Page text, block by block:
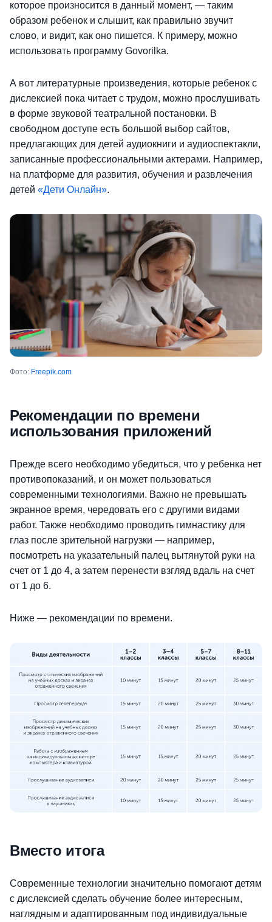
которое произносится в данный момент, — таким
образом ребенок и слышит, как правильно звучит
слово, и видит, как оно пишется. К примеру, можно
использовать программу Govorilka.
А вот литературные произведения, которые ребенок с
дислексией пока читает с трудом, можно прослушивать
в форме звуковой театральной постановки. В
свободном доступе есть большой выбор сайтов,
предлагающих для детей аудиокниги и аудиоспектакли,
записанные профессиональными актерами. Например,
на платформе для развития, обучения и развлечения
детей «Дети Онлайн».
Фото: Freepik.com
Рекомендации по времени
использования приложений
Прежде всего необходимо убедиться, что у ребенка нет
противопоказаний, и он может пользоваться
современными технологиями. Важно не превышать
экранное время, чередовать его с другими видами
работ. Также необходимо проводить гимнастику для
глаз после зрительной нагрузки — например,
посмотреть на указательный палец вытянутой руки на
счет от 1 до 4, а затем перенести взгляд вдаль на счет
от 1 до 6.
Ниже — рекомендации по времени.
Вместо итога
Современные технологии значительно помогают детям
с дислексией сделать обучение более интересным,
наглядным и адаптированным под индивидуальные